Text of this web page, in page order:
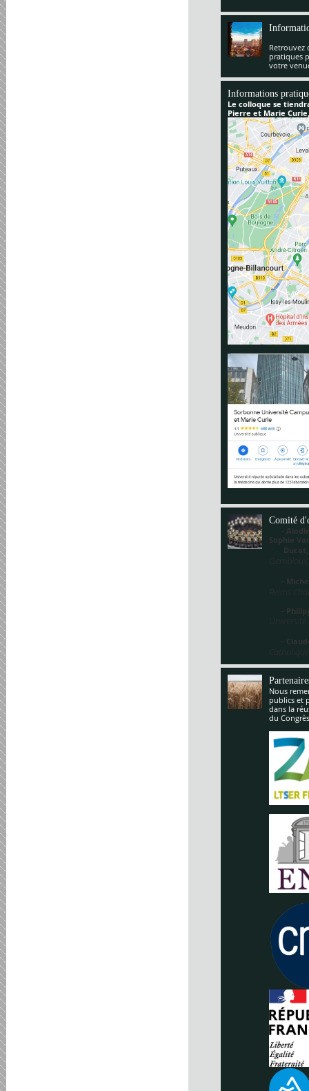
Retrouvez
pratiques
votre
Informations
Le colloque se
Pierre et Marie
Comité
- Alodie
Sophie
-
Reims
-
-
Nous
publics et
dans la
du